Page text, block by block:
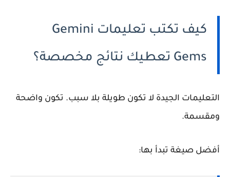
كيف تكتب تعليمات Gemini
Gems تعطيك نتائج مخصصة؟
التعليمات الجيدة لا تكون طويلة بلا سبب. تكون واضحة
ومقسمة.
أفضل صيغة تبدأ بها: